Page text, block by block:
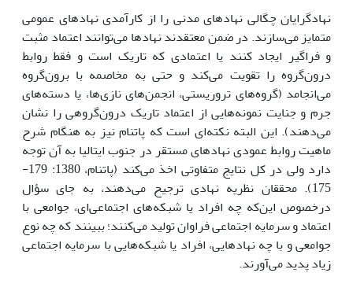
نهادگرایان چگالی نهادهای مدنی را از کارآمدی نهادهای عمومی
متمایز می‌سازند. در ضمن معتقدند نهادها می‌توانند اعتماد مثبت
و فراگیر ایجاد کنند یا اعتمادی که تاریک است و فقط روابط
درون‌گروه را تقویت می‌کند و حتی به مخاصمه با برون‌گروه
می‌انجامد (گروه‌های تروریستی، انجمن‌های نازی‌ها، یا دسته‌های
جرم و جنایت نمونه‌هایی از اعتماد تاریک درون‌گروهی را نشان
می‌دهند). این البته نکته‌ای است که پاتنام نیز به هنگام شرح
ماهیت روابط عمودی نهادهای مستقر در جنوب ایتالیا به آن توجه
دارد ولی در کل نتایج متفاوتی اخذ می‌کند (پاتنام، 1380: 179-
175). محققان نظریه نهادی ترجیح می‌دهند، به جای سؤال
درخصوص این‌که چه افراد یا شبکه‌های اجتماعی‌ای، جوامعی با
اعتماد و سرمایه اجتماعی فراوان تولید می‌کنند؛ ببینند که چه نوع
جوامعی و با چه نهادهایی، افراد یا شبکه‌هایی با سرمایه اجتماعی
زیاد پدید می‌آورند.